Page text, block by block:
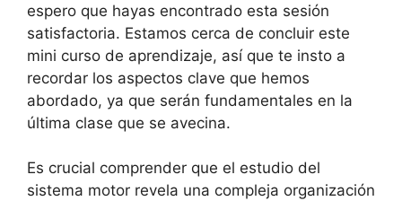
espero que hayas encontrado esta sesión
satisfactoria. Estamos cerca de concluir este
mini curso de aprendizaje, así que te insto a
recordar los aspectos clave que hemos
abordado, ya que serán fundamentales en la
última clase que se avecina.
Es crucial comprender que el estudio del
sistema motor revela una compleja organización